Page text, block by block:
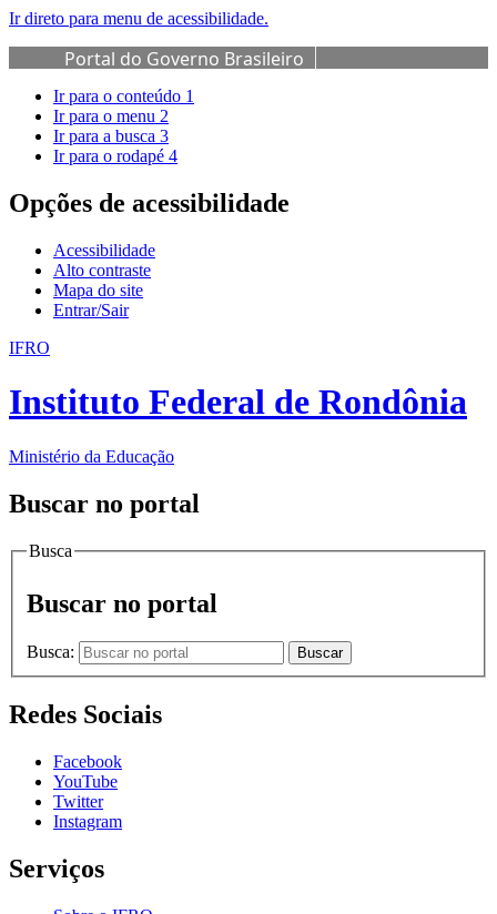
Ir direto para menu de acessibilidade.
Portal do Governo Brasileiro
Ir para o conteúdo 1
Ir para o menu 2
Ir para a busca 3
Ir para o rodapé 4
Opções de acessibilidade
Acessibilidade
Alto contraste
Mapa do site
Entrar/Sair
IFRO
Instituto Federal de Rondônia
Ministério da Educação
Buscar no portal
Busca
Buscar no portal
Busca: Buscar
Redes Sociais
Facebook
YouTube
Twitter
Instagram
Serviços